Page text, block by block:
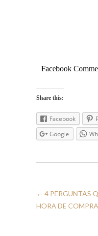
Facebook
Share this:
Facebook
Google
← 4 PERGUNTAS
HORA DE